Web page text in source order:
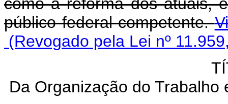
público federal competente.
(Revogado pela Lei nº
Da Organização do